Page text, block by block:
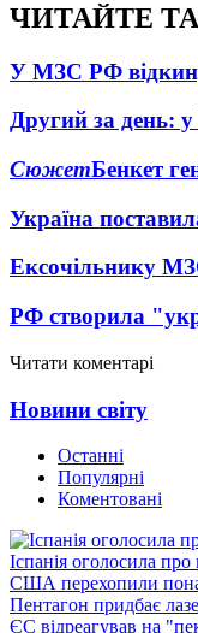
ЧИТАЙТЕ
У МЗС РФ
Другий за день:
СюжетБенкет
Україна
Ексочільнику
РФ створила
Читати коментарі
Новини світу
Останні
Популярні
Коментовані
Іспанія оголосила
США перехопили
Пентагон придбає
ЄС відреагував на